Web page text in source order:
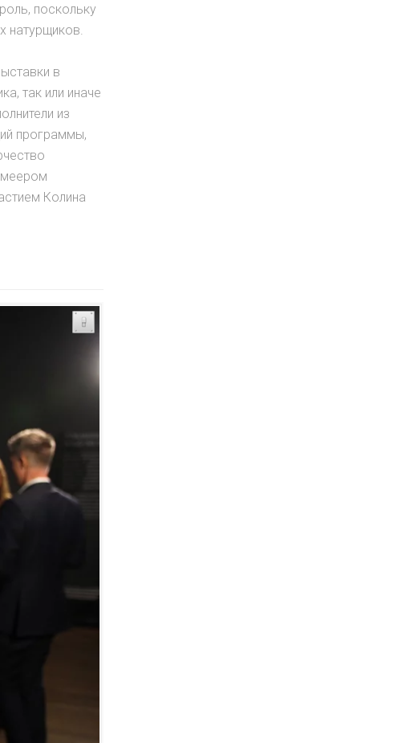
поскольку
натурщиков.
в
так или иначе
из
программы,
Колина